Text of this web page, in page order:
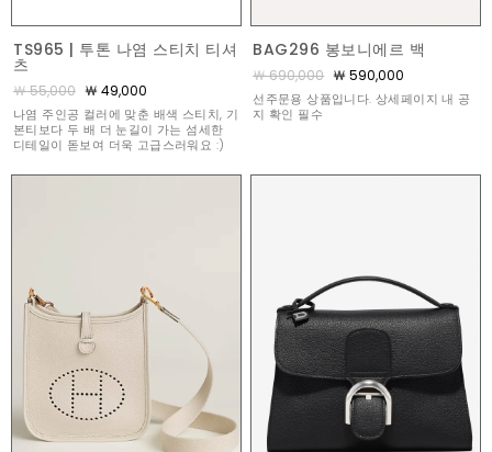
TS965 | 투톤 나염 스티치 티셔
츠
￦ 55,000 ￦ 49,000
나염 주인공 컬러에 맞춘 배색 스티치, 기
본티보다 두 배 더 눈길이 가는 섬세한
디테일이 돋보여 더욱 고급스러워요 :)
BAG296 봉보니에르 백
￦ 690,000 ￦ 590,000
선주문용 상품입니다. 상세페이지 내 공
지 확인 필수